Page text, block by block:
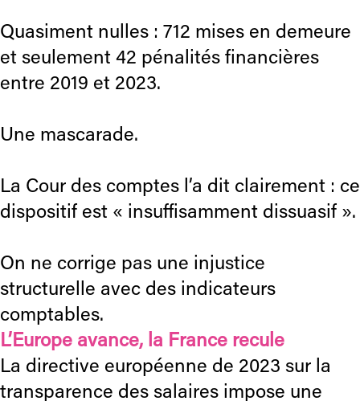
Quasiment nulles : 712 mises en demeure
et seulement 42 pénalités financières
entre 2019 et 2023.
Une mascarade.
La Cour des comptes l’a dit clairement : ce
dispositif est « insuffisamment dissuasif ».
On ne corrige pas une injustice
structurelle avec des indicateurs
comptables.
L’Europe avance, la France recule
La directive européenne de 2023 sur la
transparence des salaires impose une